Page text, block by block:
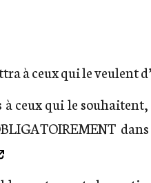
à ceux qui le veulent
ceux qui le